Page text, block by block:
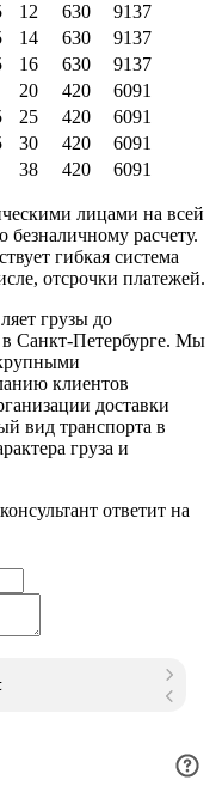
12 630
9137
14 630
9137
16 630
9137
20 420
6091
25 420
6091
30 420
6091
38 420 6091
лицами на всей
расчету.
гибкая система
отсрочки платежей.
грузы до
Санкт-Петербурге. Мы
клиентов
доставки
вид транспорта в
груза и
ответит на